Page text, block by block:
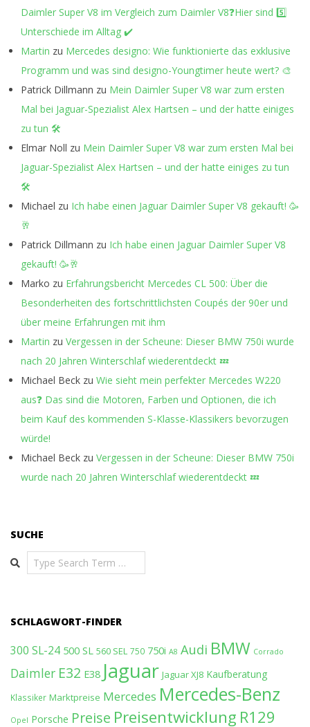
Daimler Super V8 im Vergleich zum Daimler V8❓Hier sind 5️⃣
Unterschiede im Alltag ✔️
Martin zu Mercedes designo: Wie funktionierte das exklusive
Programm und was sind designo-Youngtimer heute wert? 🎨
Patrick Dillmann zu Mein Daimler Super V8 war zum ersten
Mal bei Jaguar-Spezialist Alex Hartsen – und der hatte einiges
zu tun 🛠️
Elmar Noll zu Mein Daimler Super V8 war zum ersten Mal bei
Jaguar-Spezialist Alex Hartsen – und der hatte einiges zu tun
🛠️
Michael zu Ich habe einen Jaguar Daimler Super V8 gekauft! 🥳
🥂
Patrick Dillmann zu Ich habe einen Jaguar Daimler Super V8
gekauft! 🥳🥂
Marko zu Erfahrungsbericht Mercedes CL 500: Über die
Besonderheiten des fortschrittlichsten Coupés der 90er und
über meine Erfahrungen mit ihm
Martin zu Vergessen in der Scheune: Dieser BMW 750i wurde
nach 20 Jahren Winterschlaf wiederentdeckt 💤
Michael Beck zu Wie sieht mein perfekter Mercedes W220
aus❓ Das sind die Motoren, Farben und Optionen, die ich
beim Kauf des kommenden S-Klasse-Klassikers bevorzugen
würde!
Michael Beck zu Vergessen in der Scheune: Dieser BMW 750i
wurde nach 20 Jahren Winterschlaf wiederentdeckt 💤
SUCHE
Search
SCHLAGWORT-FINDER
300 SL-24 500 SL 560 SEL 750 750i A8 Audi BMW Corrado
Daimler E32 E38 Jaguar Jaguar XJ8 Kaufberatung
Klassiker Marktpreise Mercedes Mercedes-Benz
Opel Porsche Preise Preisentwicklung R129